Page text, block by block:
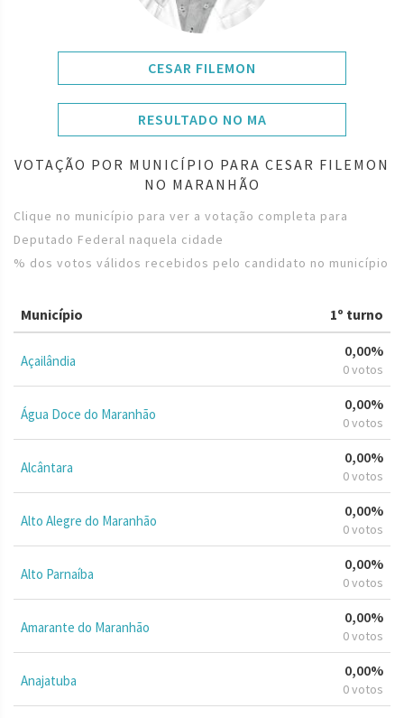
CESAR FILEMON
RESULTADO NO MA
VOTAÇÃO POR MUNICÍPIO PARA CESAR FILEMON
NO MARANHÃO
Clique no município para ver a votação completa para
Deputado Federal naquela cidade
% dos votos válidos recebidos pelo candidato no município
Município 1º turno
Açailândia
0,00%
0 votos
Água Doce do Maranhão
0,00%
0 votos
Alcântara
0,00%
0 votos
Alto Alegre do Maranhão
0,00%
0 votos
Alto Parnaíba
0,00%
0 votos
Amarante do Maranhão
0,00%
0 votos
Anajatuba
0,00%
0 votos